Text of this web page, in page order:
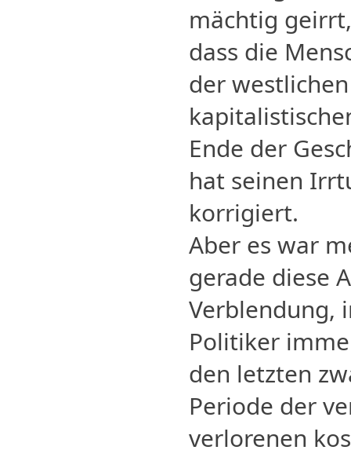
mächtig
dass die
der
Ende der
hat seinen
korrigiert.
Aber es war
gerade diese
Verblendung,
Politiker
den letzten
Periode der
verlorenen